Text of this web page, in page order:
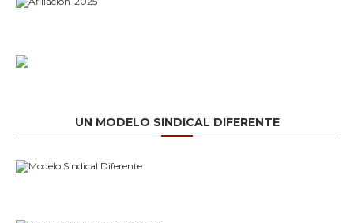
UN MODELO SINDICAL DIFERENTE